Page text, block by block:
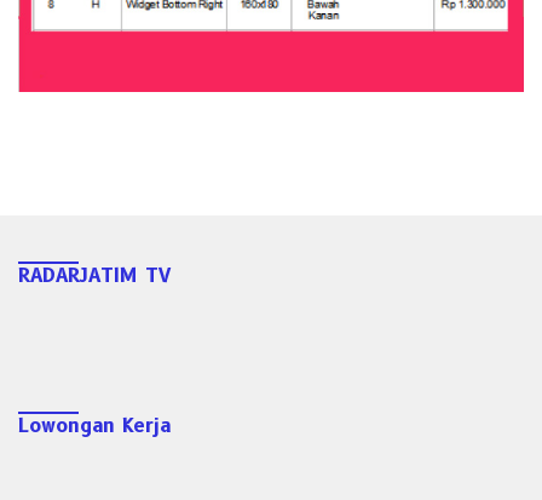
RADARJATIM TV
Lowongan Kerja